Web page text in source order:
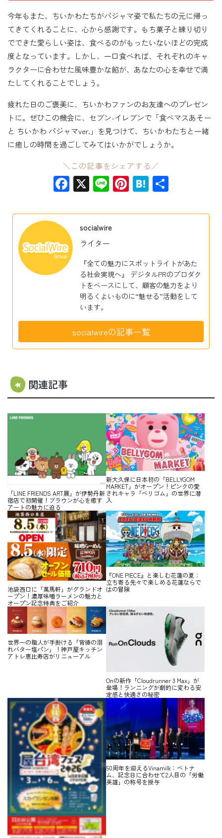
今年もまた、ちいかわたちがパジャマ姿で私たちの元に帰っ
てきてくれることに、心から感謝です。もち菓子と練り切り
でできた愛らしい姿は、食べるのがもったいないほどの完成
度となっています。しかし、一口食べれば、それぞれのキャ
ラクターに合わせた風味豊かな餡が、あなたの心を幸せで満
たしてくれることでしょう。
疲れた日のご褒美に、ちいかわファンのお友達へのプレゼン
トに。ぜひこの機会に、セブン-イレブンで「食べマスあそー
と ちいかわ パジャマver.」を見つけて、ちいかわたちと一緒
に癒しの時間を過ごしてみてはいかがでしょうか。
＼この記事をシェアする／
Facebook
X LinePinterest
Hatena
socialwire
ライター
『全ての魅力にスポットライトがあた
る社会実現へ』 デジタルPRのプロダク
トをベースにして、顧客の魅力をより
明るくよいものに“魅せる”活動をして
います。
socialwireの記事一覧
関連記事
「LINE FRIENDS ART展」が伊勢丹新
宿店で初開催！ブラウンが心を癒す
アートの魅力に迫る
新大久保に日本初の「BELLYGOM
MARKET」がオープン！ピンクの愛
されキャラ「ベリゴム」の世界に潜
入
池袋西口に「萬馬軒」がグランドオ
ープン！濃厚味噌ラーメンの魅力と
オープン記念特典をご紹介
『ONE PIECE』と楽しむ花蓮の夏：
立ち寄る先々で楽しめる花蓮ならで
はの冒険
世界一の職人が手掛ける「背徳の溺
れバター塩パン」！神戸屋キッチン
アトレ恵比寿店がリニューアル
Onの新作「Cloudrunner 3 Max」が
登場！ランニングが劇的に変わる安
定感と快適さの秘密
50周年を迎えるVinamilk：ベトナ
ム、記念日に合わせて2人目の「労働
英雄」の称号を授与